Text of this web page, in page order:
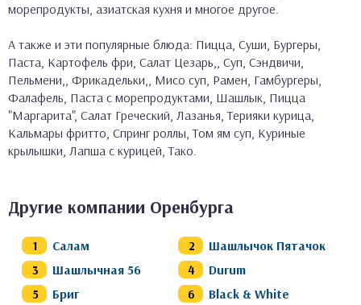
морепродукты, азиатская кухня и многое другое.
А также и эти популярные блюда: Пицца, Суши, Бургеры,
Паста, Картофель фри, Салат Цезарь,, Суп, Сэндвичи,
Пельмени,, Фрикадельки,, Мисо суп, Рамен, Гамбургеры,
Фалафель, Паста с морепродуктами, Шашлык, Пицца
"Маргарита", Салат Греческий, Лазанья, Терияки курица,
Кальмары фритто, Спринг роллы, Том ям суп, Куриные
крылышки, Лапша с курицей, Тако.
Другие компании Оренбурга
Салам
Шашлычок Пятачок
Шашлычная 56
Durum
Бриг
Black & White